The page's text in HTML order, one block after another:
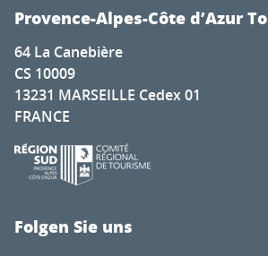
Provence-Alpes-Côte d’Azur
64 La Canebière
CS 10009
13231 MARSEILLE Cedex 01
FRANCE
Folgen Sie uns